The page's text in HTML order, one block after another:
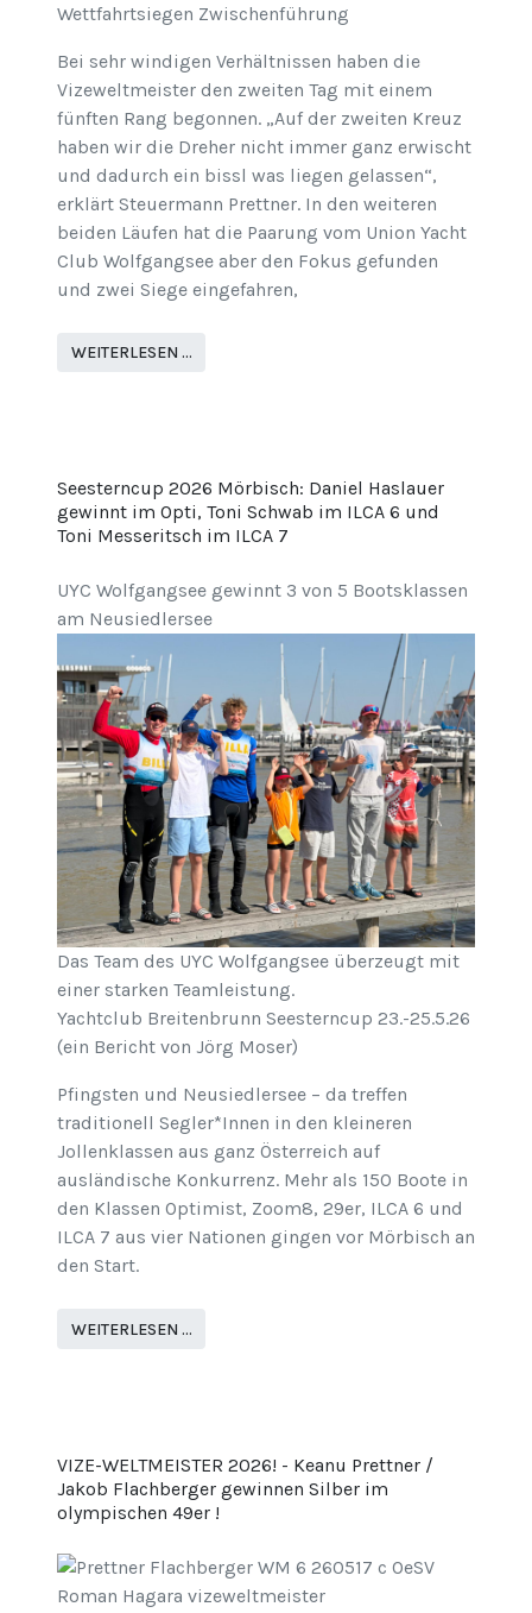
Wettfahrtsiegen Zwischenführung
Bei sehr windigen Verhältnissen haben die
Vizeweltmeister den zweiten Tag mit einem
fünften Rang begonnen. „Auf der zweiten Kreuz
haben wir die Dreher nicht immer ganz erwischt
und dadurch ein bissl was liegen gelassen“,
erklärt Steuermann Prettner. In den weiteren
beiden Läufen hat die Paarung vom Union Yacht
Club Wolfgangsee aber den Fokus gefunden
und zwei Siege eingefahren,
WEITERLESEN …
Seesterncup 2026 Mörbisch: Daniel Haslauer
gewinnt im Opti, Toni Schwab im ILCA 6 und
Toni Messeritsch im ILCA 7
UYC Wolfgangsee gewinnt 3 von 5 Bootsklassen
am Neusiedlersee
Das Team des UYC Wolfgangsee überzeugt mit
einer starken Teamleistung.
Yachtclub Breitenbrunn Seesterncup 23.-25.5.26
(ein Bericht von Jörg Moser)
Pfingsten und Neusiedlersee – da treffen
traditionell Segler*Innen in den kleineren
Jollenklassen aus ganz Österreich auf
ausländische Konkurrenz. Mehr als 150 Boote in
den Klassen Optimist, Zoom8, 29er, ILCA 6 und
ILCA 7 aus vier Nationen gingen vor Mörbisch an
den Start.
WEITERLESEN …
VIZE-WELTMEISTER 2026! - Keanu Prettner /
Jakob Flachberger gewinnen Silber im
olympischen 49er !